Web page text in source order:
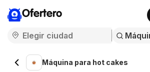
Ofertero
Máquina para hot cakes